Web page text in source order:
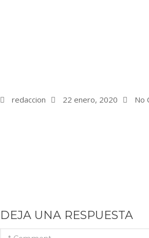
redaccion 22 enero, 2020 No
DEJA UNA RESPUESTA